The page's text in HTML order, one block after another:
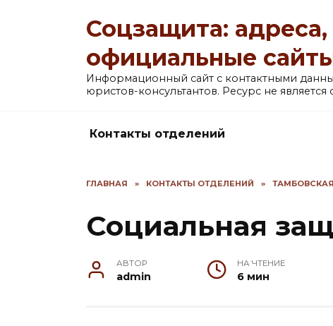
Соцзащита:
официальные
Информационный сайт с контактными
юристов-консультантов. Ресурс не
Контакты отделений
ГЛАВНАЯ » КОНТАКТЫ ОТДЕЛЕНИЙ »
Социальная
АВТОР
admin
НА ЧТЕНИЕ
6 мин